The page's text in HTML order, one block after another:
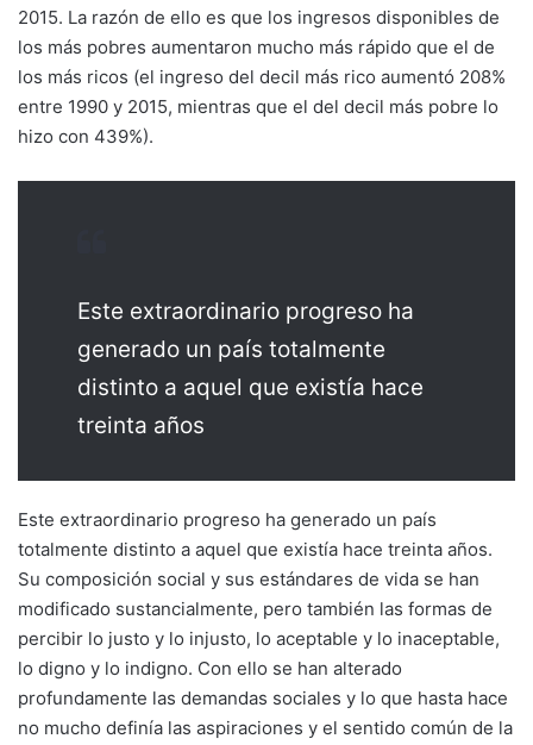
2015. La razón de ello es que los ingresos disponibles de
los más pobres aumentaron mucho más rápido que el de
los más ricos (el ingreso del decil más rico aumentó 208%
entre 1990 y 2015, mientras que el del decil más pobre lo
hizo con 439%).
Este extraordinario progreso ha
generado un país totalmente
distinto a aquel que existía hace
treinta años
Este extraordinario progreso ha generado un país
totalmente distinto a aquel que existía hace treinta años.
Su composición social y sus estándares de vida se han
modificado sustancialmente, pero también las formas de
percibir lo justo y lo injusto, lo aceptable y lo inaceptable,
lo digno y lo indigno. Con ello se han alterado
profundamente las demandas sociales y lo que hasta hace
no mucho definía las aspiraciones y el sentido común de la